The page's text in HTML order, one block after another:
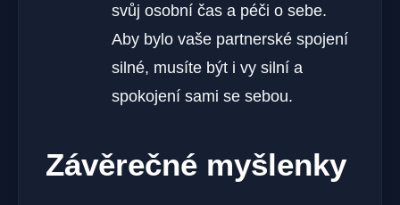
svůj⁤ osobní čas a péči o sebe.
Aby bylo vaše partnerské spojení
silné, musíte být i vy silní a
spokojení sami se sebou.
Závěrečné myšlenky